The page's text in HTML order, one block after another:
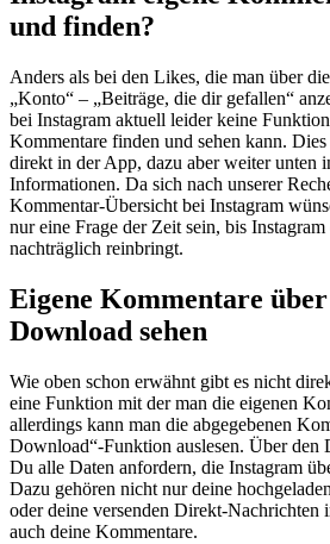
und finden?
Anders als bei den Likes, die man über
„Konto“ – „Beiträge, die dir gefallen“
bei Instagram aktuell leider keine
Kommentare finden und sehen kann.
direkt in der App, dazu aber weiter unten
Informationen. Da sich nach unserer
Kommentar-Übersicht bei Instagram
nur eine Frage der Zeit sein, bis
nachträglich reinbringt.
Eigene Kommentare
Download sehen
Wie oben schon erwähnt gibt es nicht
eine Funktion mit der man die eigenen
allerdings kann man die abgegebenen
Download“-Funktion auslesen. Über den
Du alle Daten anfordern, die Instagram
Dazu gehören nicht nur deine
oder deine versenden Direkt-Nachrichten
auch deine Kommentare.